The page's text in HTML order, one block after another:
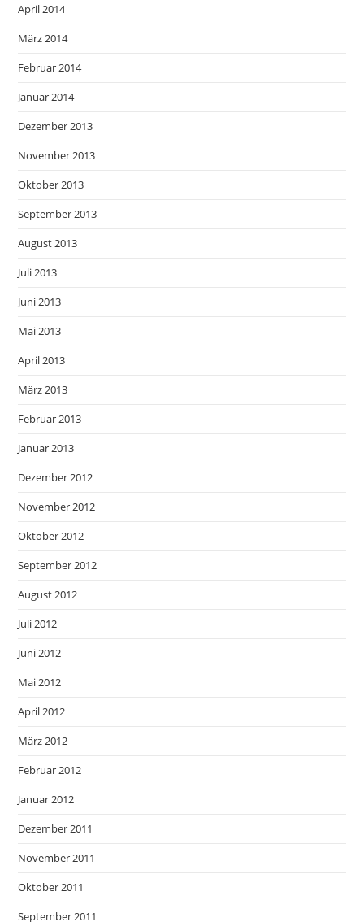
April 2014
März 2014
Februar 2014
Januar 2014
Dezember 2013
November 2013
Oktober 2013
September 2013
August 2013
Juli 2013
Juni 2013
Mai 2013
April 2013
März 2013
Februar 2013
Januar 2013
Dezember 2012
November 2012
Oktober 2012
September 2012
August 2012
Juli 2012
Juni 2012
Mai 2012
April 2012
März 2012
Februar 2012
Januar 2012
Dezember 2011
November 2011
Oktober 2011
September 2011